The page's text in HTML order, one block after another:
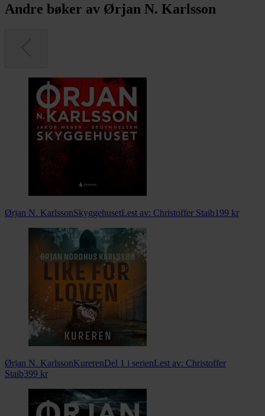
Andre bøker av Ørjan N. Karlsson
Ørjan N. KarlssonSkyggehusetLest av: Christoffer Staib199 kr
Ørjan N. KarlssonKurerenDel 1 i serienLest av: Christoffer
Staib399 kr